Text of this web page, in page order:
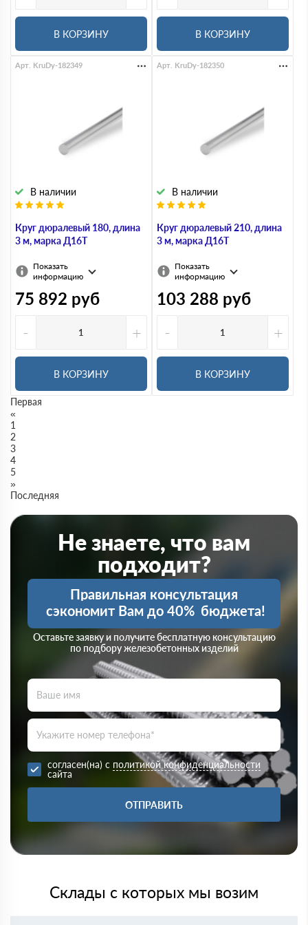
В КОРЗИНУ В КОРЗИНУ
Круг дюралевый 180, длина
3 м, марка Д16Т
В наличии
Арт. KruDy-182349
Показать
информацию
75 892 руб
-
+
В КОРЗИНУ
Круг дюралевый 210, длина
3 м, марка Д16Т
В наличии
Арт. KruDy-182350
Показать
информацию
103 288 руб
-
+
В КОРЗИНУ
Первая
«
1
2
3
4
5
»
Последняя
Не знаете, что вам
подходит?
Правильная консультация
сэкономит Вам до 40% бюджета!
Оставьте заявку и получите бесплатную консультацию
по подбору железобетонных изделий
согласен(на) с политикой конфиденциальности
сайта
ОТПРАВИТЬ
Склады с которых мы возим